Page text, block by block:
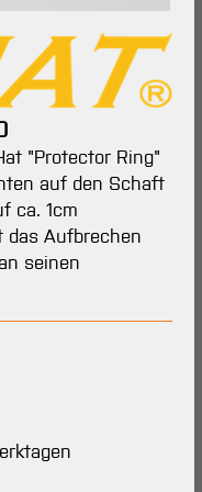
"Protector Ring"
auf den Schaft
ca. 1cm
das Aufbrechen
seinen